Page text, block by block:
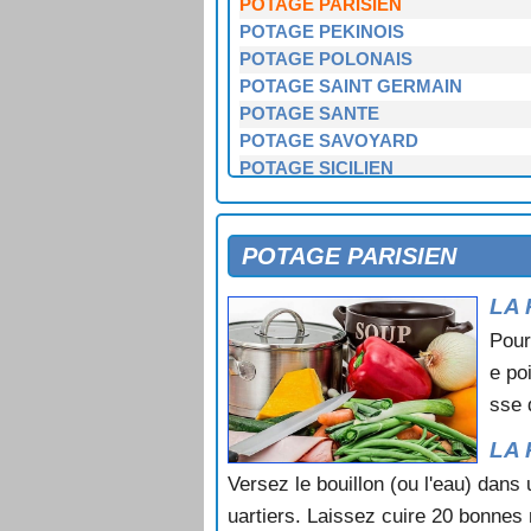
POTAGE PARISIEN
POTAGE PEKINOIS
POTAGE POLONAIS
POTAGE SAINT GERMAIN
POTAGE SANTE
POTAGE SAVOYARD
POTAGE SICILIEN
POTAGE VERT GLACE
POTAGE VIETNAMIEN
POTAGE YANG
SOUPE A LA BETTERAVE
SOUPE A LA BETTERAVE ET AU
SOUPE A LA CHOUCROUTE
SOUPE A LA FLAMANDE
SOUPE A LA LOTTE
SOUPE A LA MENTHE
SOUPE A LA TOMATE
SOUPE A LA TOMATE ET AUX
POTAGE PARISIEN
LA
e
sse
LA
Versez le bouillon (ou l'eau)
uartiers. Laissez cuire 20